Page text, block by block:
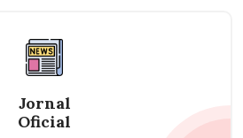
Jornal
Oficial